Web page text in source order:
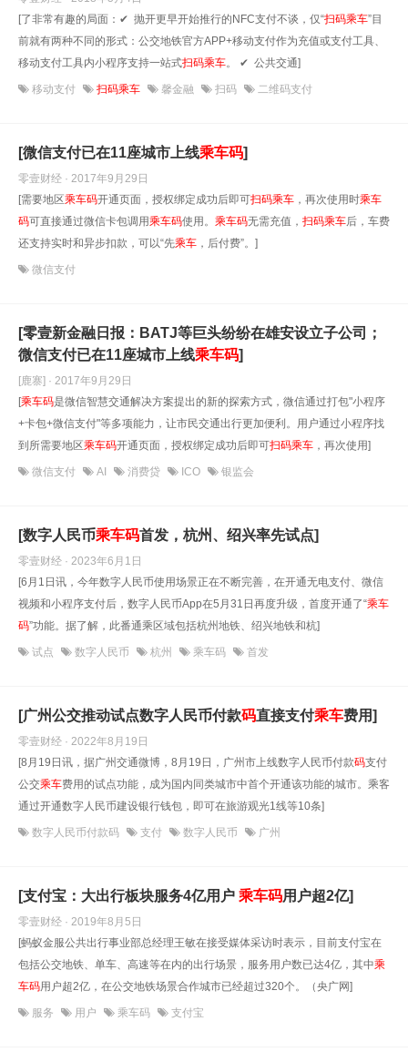
[了非常有趣的局面：✔ 抛开更早开始推行的NFC支付不谈，仅“扫码乘车”目
前就有两种不同的形式：公交地铁官方APP+移动支付作为充值或支付工具、
移动支付工具内小程序支持一站式扫码乘车。 ✔ 公共交通]
移动支付 扫码乘车 馨金融 扫码 二维码支付
[微信支付已在11座城市上线乘车码]
零壹财经 · 2017年9月29日
[需要地区乘车码开通页面，授权绑定成功后即可扫码乘车 ，再次使用时乘车
码可直接通过微信卡包调用乘车码使用。 乘车码无需充值， 扫码乘车后，车费
还支持实时和异步扣款，可以“先乘车 ，后付费”。]
微信支付
[零壹新金融日报：BATJ等巨头纷纷在雄安设立子公司；
微信支付已在11座城市上线乘车码]
[鹿寨] · 2017年9月29日
[乘车码是微信智慧交通解决方案提出的新的探索方式，微信通过打包"小程序
+卡包+微信支付"等多项能力，让市民交通出行更加便利。用户通过小程序找
到所需要地区乘车码开通页面，授权绑定成功后即可扫码乘车 ，再次使用]
微信支付 AI 消费贷 ICO 银监会
[数字人民币乘车码首发，杭州、绍兴率先试点]
零壹财经 · 2023年6月1日
[6月1日讯，今年数字人民币使用场景正在不断完善，在开通无电支付、微信
视频和小程序支付后，数字人民币App在5月31日再度升级，首度开通了“乘车
码”功能。据了解，此番通乘区域包括杭州地铁、绍兴地铁和杭]
试点 数字人民币 杭州 乘车码 首发
[广州公交推动试点数字人民币付款码直接支付乘车费用]
零壹财经 · 2022年8月19日
[8月19日讯，据广州交通微博，8月19日，广州市上线数字人民币付款码支付
公交乘车费用的试点功能，成为国内同类城市中首个开通该功能的城市。乘客
通过开通数字人民币建设银行钱包，即可在旅游观光1线等10条]
数字人民币付款码 支付 数字人民币 广州
[支付宝：大出行板块服务4亿用户 乘车码用户超2亿]
零壹财经 · 2019年8月5日
[蚂蚁金服公共出行事业部总经理王敏在接受媒体采访时表示，目前支付宝在
包括公交地铁、单车、高速等在内的出行场景，服务用户数已达4亿，其中乘
车码用户超2亿，在公交地铁场景合作城市已经超过320个。（央广网]
服务 用户 乘车码 支付宝